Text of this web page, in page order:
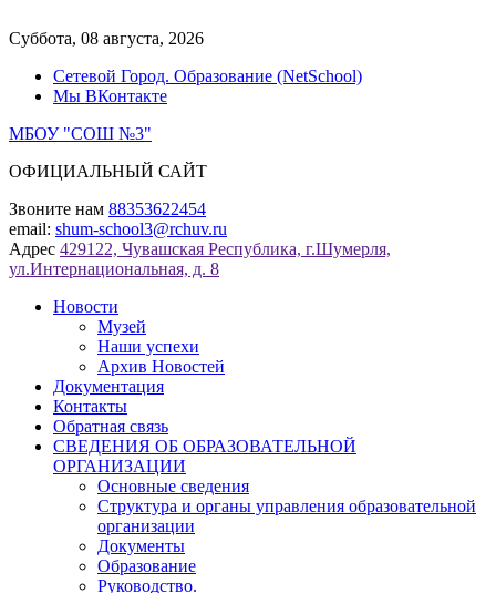
к
Суббота, 08 августа, 2026
Сетевой Город. Образование (NetSchool)
Мы ВКонтакте
МБОУ "СОШ №3"
ОФИЦИАЛЬНЫЙ САЙТ
Звоните нам 88353622454
email: shum-school3@rchuv.ru
Адрес 429122, Чувашская Республика, г.Шумерля,
ул.Интернациональная, д. 8
Новости
Музей
Наши успехи
Архив Новостей
Документация
Контакты
Обратная связь
СВЕДЕНИЯ ОБ ОБРАЗОВАТЕЛЬНОЙ
ОРГАНИЗАЦИИ
Основные сведения
Структура и органы управления образовательной
организации
Документы
Образование
Руководство.